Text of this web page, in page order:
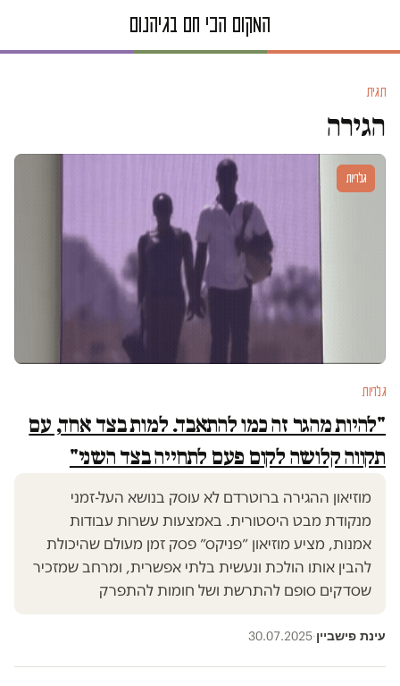
תגית
הגירה
גלריות
גלריות
"להיות מהגר זה כמו להתאבד. למות בצד אחד, עם
תקווה קלושה לקום פעם לתחייה בצד השני"
מוזיאון ההגירה ברוטרדם לא עוסק בנושא העל-זמני
מנקודת מבט היסטורית. באמצעות עשרות עבודות
אמנות, מציע מוזיאון ״פניקס״ פסק זמן מעולם שהיכולת
להבין אותו הולכת ונעשית בלתי אפשרית, ומרחב שמזכיר
שסדקים סופם להתרשת ושל חומות להתפרק
עינת פישביין·
30.07.2025